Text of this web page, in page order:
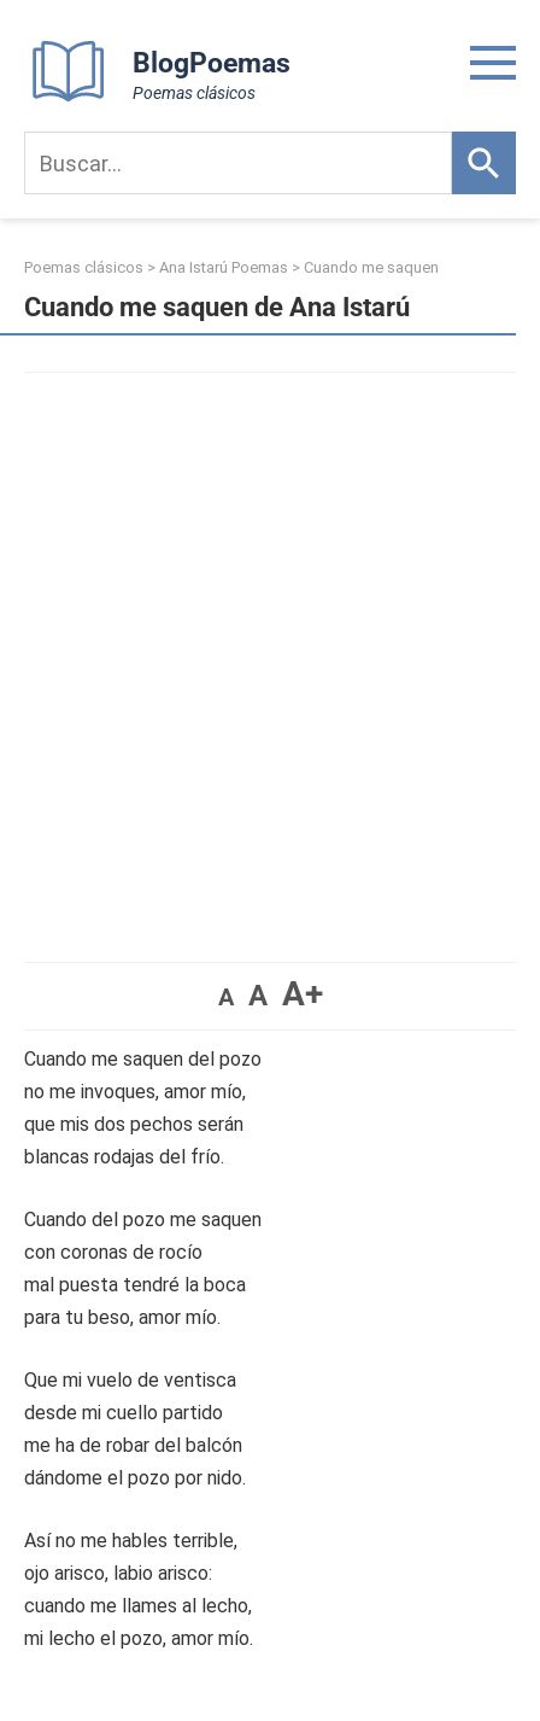
content
BlogPoemas
Poemas clásicos
Poemas clásicos > Ana Istarú Poemas > Cuando me saquen
Cuando me saquen de Ana Istarú
A A A+
Cuando me saquen del pozo
no me invoques, amor mío,
que mis dos pechos serán
blancas rodajas del frío.
Cuando del pozo me saquen
con coronas de rocío
mal puesta tendré la boca
para tu beso, amor mío.
Que mi vuelo de ventisca
desde mi cuello partido
me ha de robar del balcón
dándome el pozo por nido.
Así no me hables terrible,
ojo arisco, labio arisco:
cuando me llames al lecho,
mi lecho el pozo, amor mío.